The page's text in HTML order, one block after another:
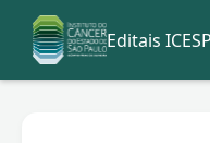
Editais